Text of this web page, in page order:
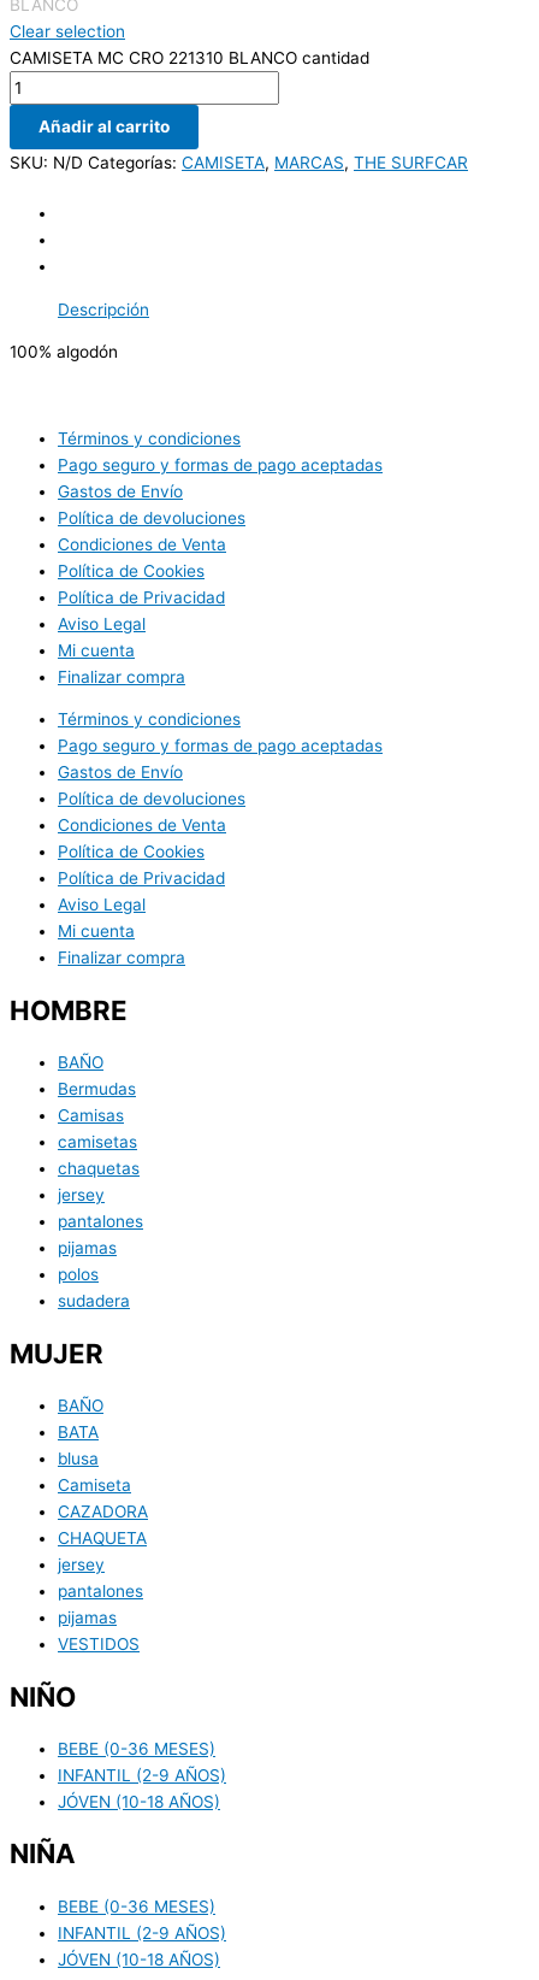
BLANCO
Clear selection
CAMISETA MC CRO 221310 BLANCO cantidad
Añadir al carrito
SKU: N/D Categorías: CAMISETA, MARCAS, THE SURFCAR
Descripción
100% algodón
Términos y condiciones
Pago seguro y formas de pago aceptadas
Gastos de Envío
Política de devoluciones
Condiciones de Venta
Política de Cookies
Política de Privacidad
Aviso Legal
Mi cuenta
Finalizar compra
Términos y condiciones
Pago seguro y formas de pago aceptadas
Gastos de Envío
Política de devoluciones
Condiciones de Venta
Política de Cookies
Política de Privacidad
Aviso Legal
Mi cuenta
Finalizar compra
HOMBRE
BAÑO
Bermudas
Camisas
camisetas
chaquetas
jersey
pantalones
pijamas
polos
sudadera
MUJER
BAÑO
BATA
blusa
Camiseta
CAZADORA
CHAQUETA
jersey
pantalones
pijamas
VESTIDOS
NIÑO
BEBE (0-36 MESES)
INFANTIL (2-9 AÑOS)
JÓVEN (10-18 AÑOS)
NIÑA
BEBE (0-36 MESES)
INFANTIL (2-9 AÑOS)
JÓVEN (10-18 AÑOS)